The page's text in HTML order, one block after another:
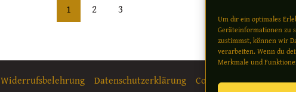
Um dir ein optimales
Geräteinformationen zu
zustimmst, können wir
verarbeiten. Wenn du
Merkmale und
1 2 3
Widerrufsbelehrung Datenschutzerklärung Cookie-Richtlinie (EU)